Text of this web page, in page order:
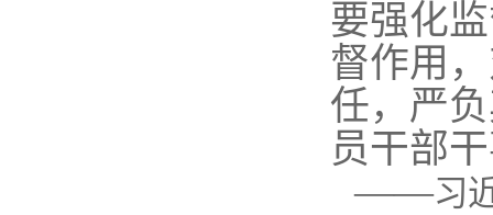
要强化
督作用
任，严
员干部
——习